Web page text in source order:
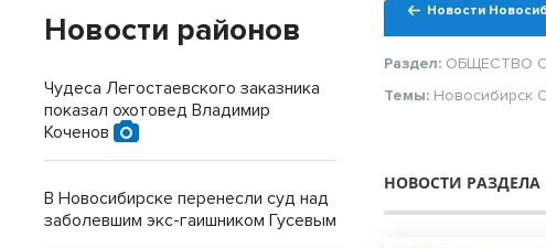
Новости
Раздел: ОБЩЕСТВО
Темы: Новосибирск
НОВОСТИ РАЗДЕЛА
Новости районов
Чудеса Легостаевского заказника
показал охотовед Владимир
Коченов
В Новосибирске перенесли суд над
заболевшим экс-гаишником Гусевым